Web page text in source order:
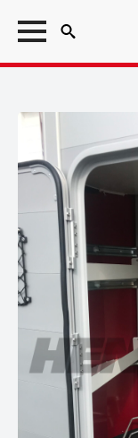
Search